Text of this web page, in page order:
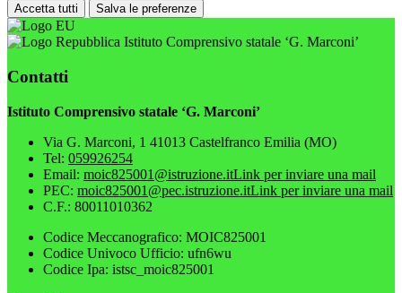
Accetta tutti Salva le preferenze
Istituto Comprensivo statale ‘G. Marconi’
Contatti
Istituto Comprensivo statale ‘G. Marconi’
Via G. Marconi, 1 41013 Castelfranco Emilia (MO)
Tel: 059926254
Email: moic825001@istruzione.itLink per inviare una mail
PEC: moic825001@pec.istruzione.itLink per inviare una mail
C.F.: 80011010362
Codice Meccanografico: MOIC825001
Codice Univoco Ufficio: ufn6wu
Codice Ipa: istsc_moic825001